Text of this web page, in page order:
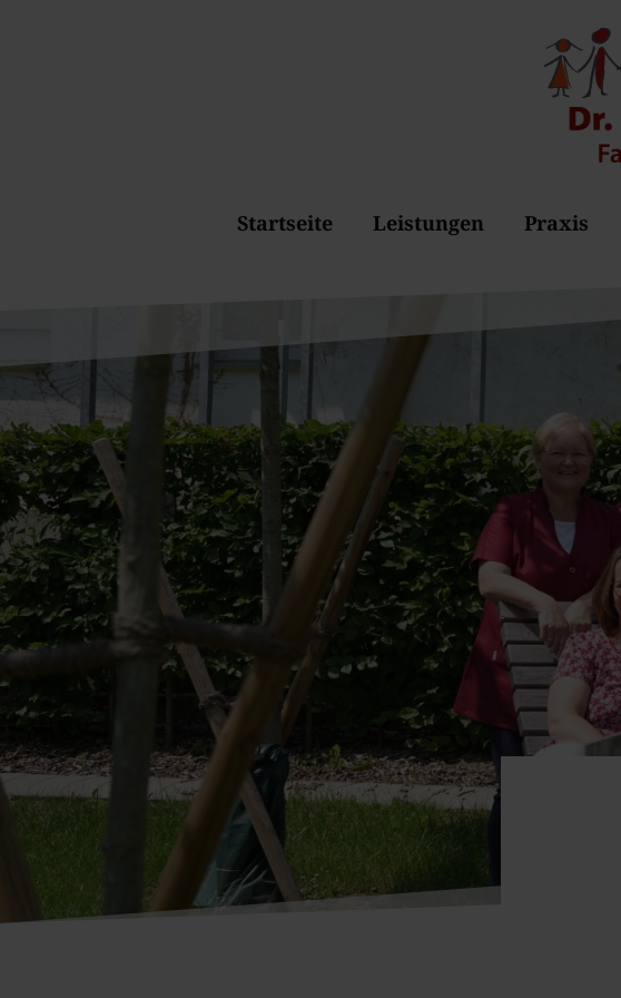
Startseite Leistungen Praxis